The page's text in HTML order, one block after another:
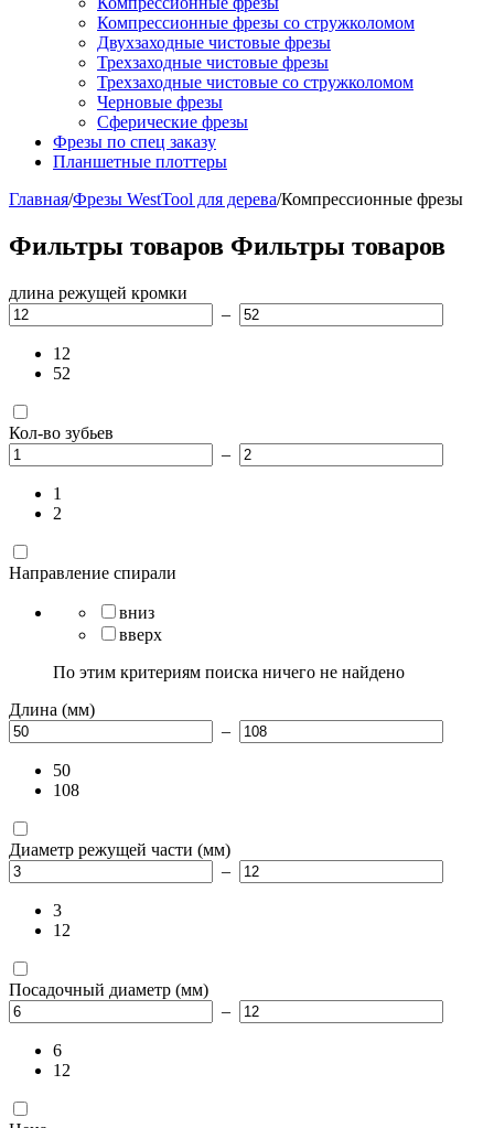
Компрессионные фрезы со стружколомом
Двухзаходные чистовые фрезы
Трехзаходные чистовые фрезы
Трехзаходные чистовые со стружколомом
Черновые фрезы
Сферические фрезы
Фрезы по спец заказу
Планшетные плоттеры
Главная/Фрезы WestTool для дерева/Компрессионные фрезы
Фильтры товаров Фильтры товаров
длина режущей кромки
–
12
52
Кол-во зубьев
–
1
2
Направление спирали
вниз
вверх
По этим критериям поиска ничего не найдено
Длина (мм)
–
50
108
Диаметр режущей части (мм)
–
3
12
Посадочный диаметр (мм)
–
6
12